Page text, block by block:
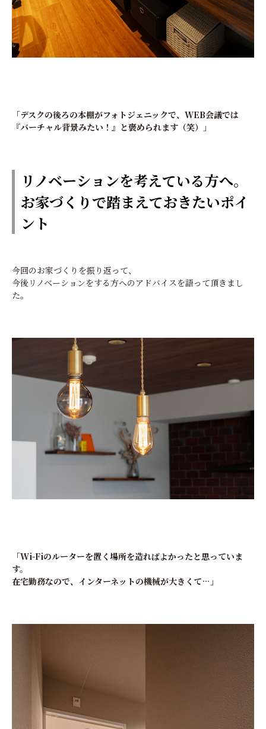
「デスクの後ろの本棚がフォトジェニックで、WEB会議では
『バーチャル背景みたい！』と褒められます（笑）」
リノベーションを考えている方へ。
お家づくりで踏まえておきたいポイ
ント
今回のお家づくりを振り返って、
今後リノベーションをする方へのアドバイスを語って頂きまし
た。
「Wi-Fiのルーターを置く場所を造ればよかったと思っていま
す。
在宅勤務なので、インターネットの機械が大きくて…」